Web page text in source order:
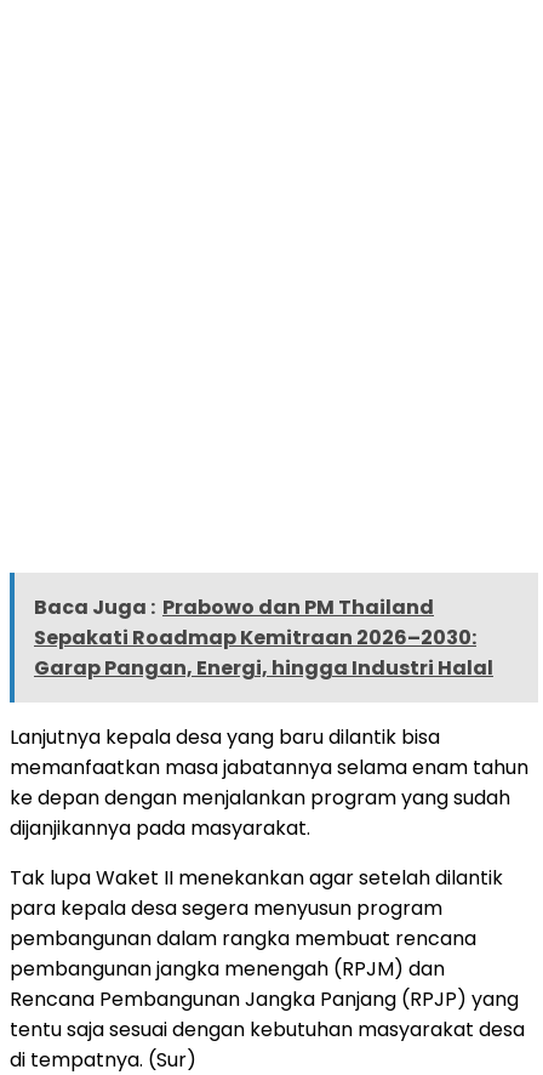
Baca Juga : Prabowo dan PM Thailand
Sepakati Roadmap Kemitraan 2026–2030:
Garap Pangan, Energi, hingga Industri Halal
Lanjutnya kepala desa yang baru dilantik bisa
memanfaatkan masa jabatannya selama enam tahun
ke depan dengan menjalankan program yang sudah
dijanjikannya pada masyarakat.
Tak lupa Waket II menekankan agar setelah dilantik
para kepala desa segera menyusun program
pembangunan dalam rangka membuat rencana
pembangunan jangka menengah (RPJM) dan
Rencana Pembangunan Jangka Panjang (RPJP) yang
tentu saja sesuai dengan kebutuhan masyarakat desa
di tempatnya. (Sur)